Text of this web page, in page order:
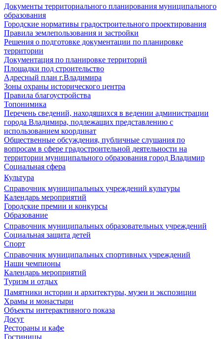
Документы территориального планирования муниципального
образования
Городские нормативы градостроительного проектирования
Правила землепользования и застройки
Решения о подготовке документации по планировке
территории
Документация по планировке территорий
Площадки под строительство
Адресный план г.Владимира
Зоны охраны исторического центра
Правила благоустройства
Топонимика
Перечень сведений, находящихся в ведении администрации
города Владимира, подлежащих представлению с
использованием координат
Общественные обсуждения, публичные слушания по
вопросам в сфере градостроительной деятельности на
территории муниципального образования город Владимир
Социальная сфера
Культура
Справочник муниципальных учреждений культуры
Календарь мероприятий
Городские премии и конкурсы
Образование
Справочник муниципальных образовательных учреждений
Социальная защита детей
Спорт
Справочник муниципальных спортивных учреждений
Наши чемпионы
Календарь мероприятий
Туризм и отдых
Памятники истории и архитектуры, музеи и экспозиции
Храмы и монастыри
Объекты интерактивного показа
Досуг
Рестораны и кафе
Гостиницы